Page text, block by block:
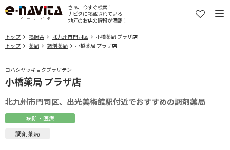
さぁ、今すぐ検索！
ナビタに掲載されている
地元のお店の情報が満載！
トップ 福岡県 北九州市門司区
小橋薬局 プラザ店
トップ
薬局 調剤薬局 小橋薬局 プラザ店
コハシヤッキョクプラザテン
小橋薬局 プラザ店
北九州市門司区、出光美術館駅付近でおすすめの調剤薬局
病院・医療
調剤薬局